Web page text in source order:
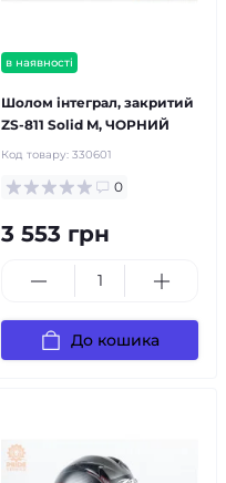
в наявності
Шолом інтеграл, закритий
ZS-811 Solid M, ЧОРНИЙ
Код товару: 330601
0
3 553 грн
До кошика